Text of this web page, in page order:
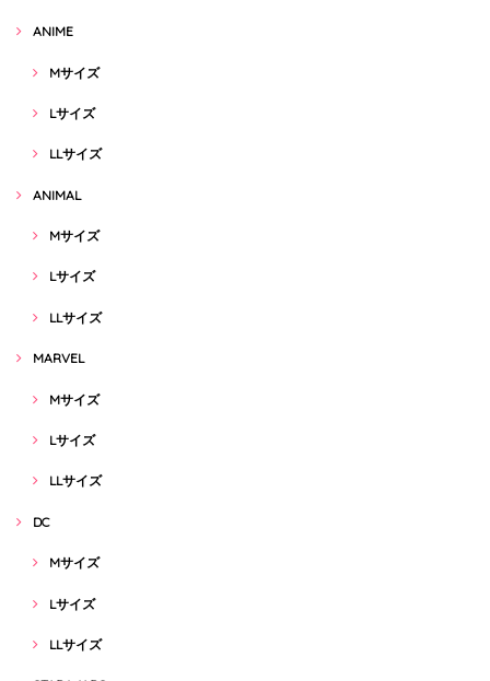
ANIME
Mサイズ
Lサイズ
LLサイズ
ANIMAL
Mサイズ
Lサイズ
LLサイズ
MARVEL
Mサイズ
Lサイズ
LLサイズ
DC
Mサイズ
Lサイズ
LLサイズ